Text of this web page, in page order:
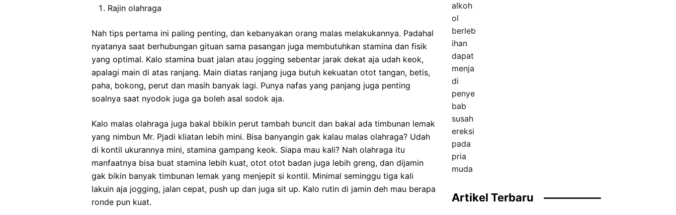
Rajin olahraga
Nah tips pertama ini paling penting, dan kebanyakan orang malas melakukannya. Padahal
nyatanya saat berhubungan gituan sama pasangan juga membutuhkan stamina dan fisik
yang optimal. Kalo stamina buat jalan atau jogging sebentar jarak dekat aja udah keok,
apalagi main di atas ranjang. Main diatas ranjang juga butuh kekuatan otot tangan, betis,
paha, bokong, perut dan masih banyak lagi. Punya nafas yang panjang juga penting
soalnya saat nyodok juga ga boleh asal sodok aja.
Kalo malas olahraga juga bakal bbikin perut tambah buncit dan bakal ada timbunan lemak
yang nimbun Mr. Pjadi kliatan lebih mini. Bisa banyangin gak kalau malas olahraga? Udah
di kontil ukurannya mini, stamina gampang keok. Siapa mau kali? Nah olahraga itu
manfaatnya bisa buat stamina lebih kuat, otot otot badan juga lebih greng, dan dijamin
gak bikin banyak timbunan lemak yang menjepit si kontil. Minimal seminggu tiga kali
lakuin aja jogging, jalan cepat, push up dan juga sit up. Kalo rutin di jamin deh mau berapa
ronde pun kuat.
Artikel Terbaru